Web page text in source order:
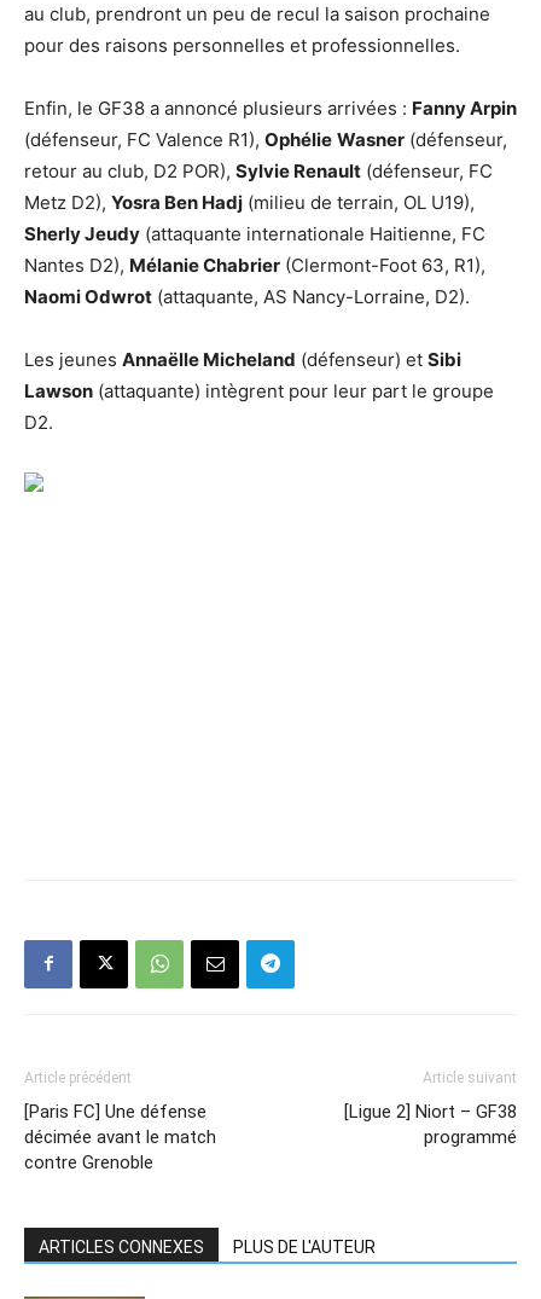
au club, prendront un peu de recul la saison prochaine
pour des raisons personnelles et professionnelles.
Enfin, le GF38 a annoncé plusieurs arrivées : Fanny Arpin
(défenseur, FC Valence R1), Ophélie Wasner (défenseur,
retour au club, D2 POR), Sylvie Renault (défenseur, FC
Metz D2), Yosra Ben Hadj (milieu de terrain, OL U19),
Sherly Jeudy (attaquante internationale Haitienne, FC
Nantes D2), Mélanie Chabrier (Clermont-Foot 63, R1),
Naomi Odwrot (attaquante, AS Nancy-Lorraine, D2).
Les jeunes Annaëlle Micheland (défenseur) et Sibi
Lawson (attaquante) intègrent pour leur part le groupe
D2.
Article précédent
[Paris FC] Une défense
décimée avant le match
contre Grenoble
Article suivant
[Ligue 2] Niort – GF38
programmé
ARTICLES CONNEXES PLUS DE L'AUTEUR